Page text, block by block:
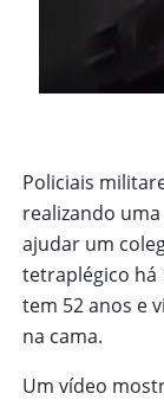
Policiais
realizando
ajudar um
tetraplégico há
tem 52 anos e
na cama.
Um vídeo